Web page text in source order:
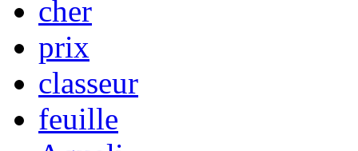
cher
prix
classeur
feuille